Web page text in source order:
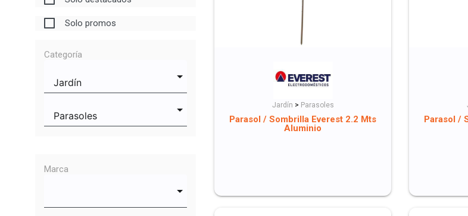
Solo promos
Categoría
Marca
Jardín > Parasoles
Parasol / Sombrilla Everest 2.2 Mts
Aluminio
Parasol /